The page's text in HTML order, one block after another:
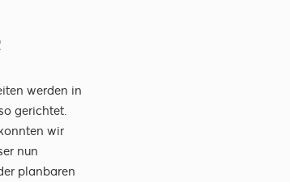
werden in
gerichtet.
wir
nun
planbaren